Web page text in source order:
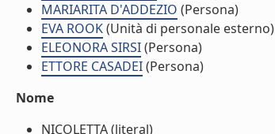
MARIARITA D'ADDEZIO (Persona)
EVA ROOK(Unità di personale esterno)
ELEONORA SIRSI(Persona)
ETTORE CASADEI(Persona)
Nome
NICOLETTA (literal)